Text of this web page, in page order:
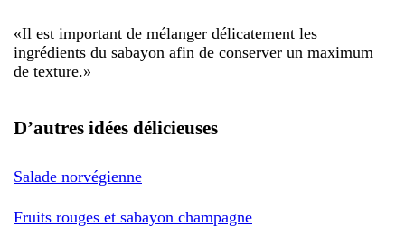
«Il est important de mélanger délicatement les
ingrédients du sabayon afin de conserver un maximum
de texture.»
D’autres idées délicieuses
Salade norvégienne
Fruits rouges et sabayon champagne